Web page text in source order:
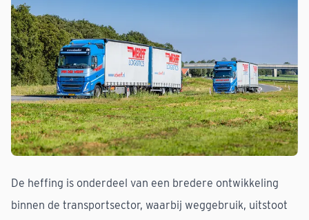
De heffing is onderdeel van een bredere ontwikkeling
binnen de transportsector, waarbij weggebruik, uitstoot